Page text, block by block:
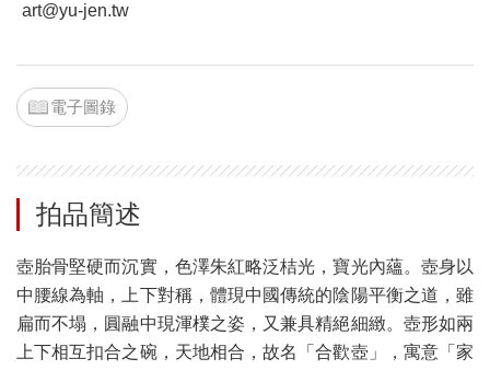
art@yu-jen.tw
電子圖錄
拍品簡述
壺胎骨堅硬而沉實，色澤朱紅略泛桔光，寶光內蘊。壺身以
中腰線為軸，上下對稱，體現中國傳統的陰陽平衡之道，雖
扁而不塌，圓融中現渾樸之姿，又兼具精絕細緻。壺形如兩
上下相互扣合之碗，天地相合，故名「合歡壺」，寓意「家